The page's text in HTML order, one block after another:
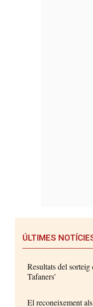
ÚLTIMES
Resultats del
Tafaners’
El reconeixement